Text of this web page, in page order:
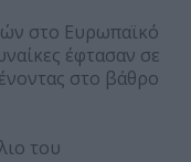
στο Ευρωπαϊκό
έφτασαν σε
στο βάθρο
του